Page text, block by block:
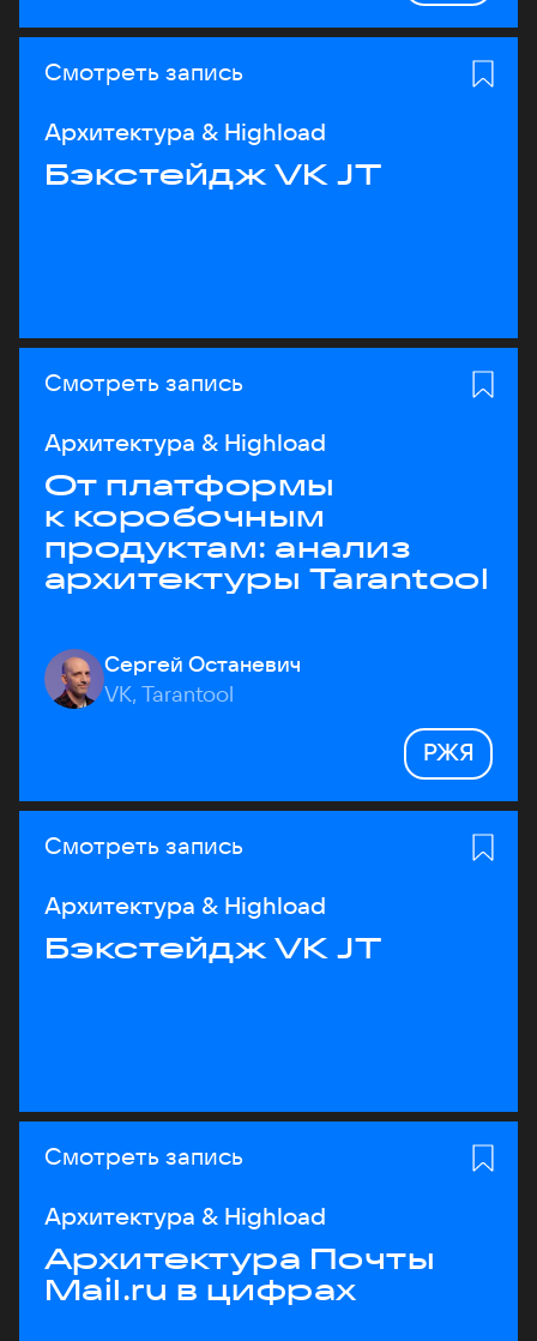
Смотреть запись
Архитектура & Highload
Бэкстейдж VK JT
Смотреть запись
Архитектура & Highload
От платформы
к коробочным
продуктам: анализ
архитектуры Tarantool
Сергей Останевич
VK, Tarantool
РЖЯ
Смотреть запись
Архитектура & Highload
Бэкстейдж VK JT
Смотреть запись
Архитектура & Highload
Архитектура Почты
Mail.ru в цифрах